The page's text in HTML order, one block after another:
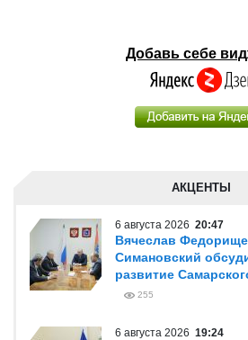
Добавь себе
АКЦЕНТЫ
6 августа 2026 20:47
Вячеслав
Симановский
развитие
255
6 августа 2026 19:24